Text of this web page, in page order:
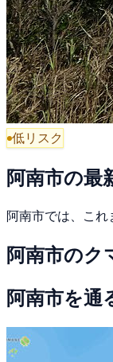
低リスク
阿南市の最
阿南市では、これ
阿南市のク
阿南市を通